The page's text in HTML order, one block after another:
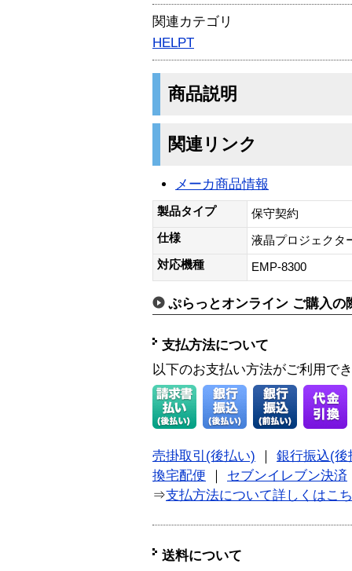
関連カテゴリ
HELPT
商品説明
関連リンク
メーカ商品情報
製品タイプ
保守契約
仕様
液晶プロジェクタ
対応機種
EMP-8300
ぷらっとオンライン ご購入の
支払方法について
以下のお支払い方法がご利用で
売掛取引(後払い) ｜ 銀行振込(後
換宅配便 ｜ セブンイレブン決済
⇒支払方法について詳しくはこ
送料について